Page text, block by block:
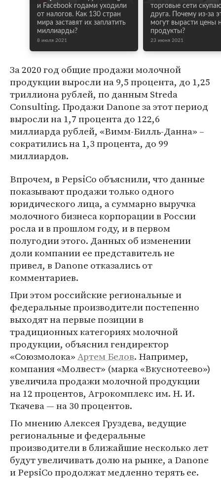
и Facebook годами уходили
от налогов. Как 130 стран
мира заставят их заплатить
миллиарды?
8 июля 2021
торговые сети
друга. Почему из-за
могут вырасти цены
продукты?
23 июня 2021
За 2020 год общие продажи молочной
продукции выросли на 9,5 процента, до 1,25
триллиона рублей, по данным Streda
Consulting. Продажи Danone за этот период
выросли на 1,7 процента до 122,6
миллиарда рублей, «Вимм-Билль-Данна» –
сократились на 1,3 процента, до 99
миллиардов.
Впрочем, в PepsiCo объяснили, что данные
показывают продажи только одного
юридического лица, а суммарно выручка
молочного бизнеса корпорации в России
росла и в прошлом году, и в первом
полугодии этого. Данных об изменении
доли компании ее представитель не
привел, в Danone отказались от
комментариев.
При этом российские региональные и
федеральные производители постепенно
выходят на первые позиции в
традиционных категориях молочной
продукции, объяснил гендиректор
«Союзмолока»Артем Белов. Например,
компания «Молвест» (марка «Вкуснотеево»)
увеличила продажи молочной продукции
на 12 процентов, Агрокомплекс им. Н. И.
Ткачева — на 30 процентов.
По мнению Алексея Груздева, ведущие
региональные и федеральные
производители в ближайшие несколько лет
будут увеличивать долю на рынке, а Danone
и PepsiCo продолжат медленно терять ее.